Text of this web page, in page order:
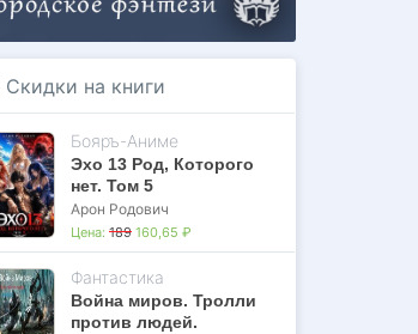
Скидки на книги
Бояръ-Аниме
Эхо 13 Род, Которого
нет. Том 5
Арон Родович
Цена: 189 160,65 ₽
Фантастика
Война миров. Тролли
против людей.